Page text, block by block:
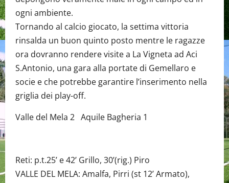
ogni ambiente.
Tornando al calcio giocato, la settima vittoria
rinsalda un buon quinto posto mentre le ragazze
ora dovranno rendere visite a La Vigneta ad Aci
S.Antonio, una gara alla portate di Gemellaro e
socie e che potrebbe garantire l’inserimento nella
griglia dei play-off.
Valle del Mela 2 Aquile Bagheria 1
Reti: p.t.25’ e 42’ Grillo, 30’(rig.) Piro
VALLE DEL MELA: Amalfa, Pirri (st 12’ Armato),